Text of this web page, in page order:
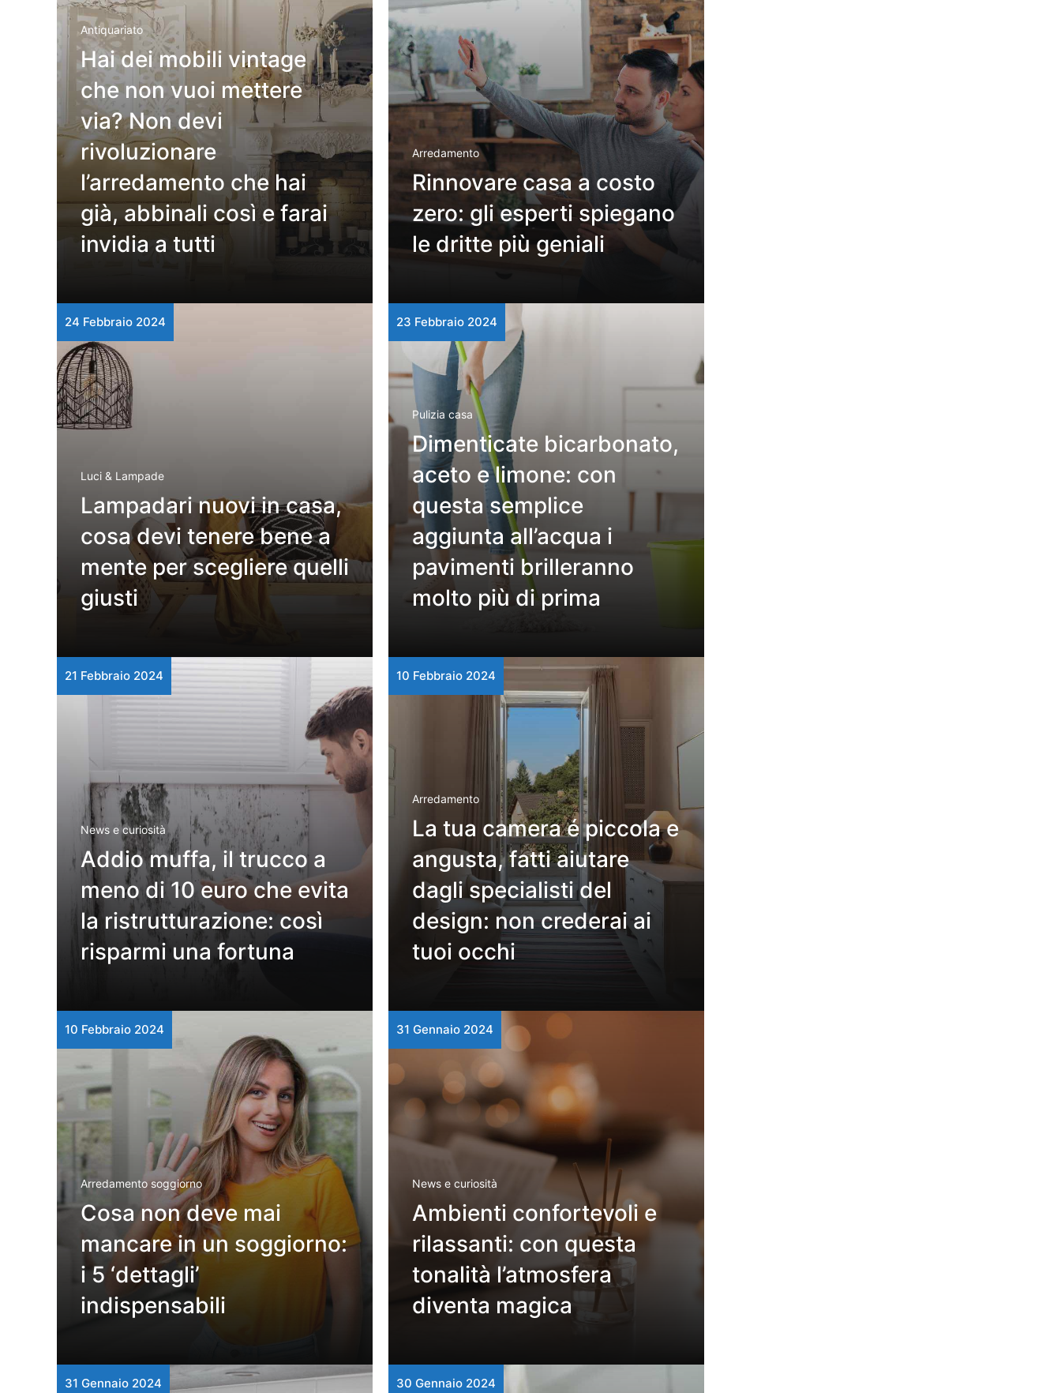
Antiquariato
Hai dei mobili vintage
che non vuoi mettere
via? Non devi
rivoluzionare
l’arredamento che hai
già, abbinali così e farai
invidia a tutti
Arredamento
Rinnovare casa a costo
zero: gli esperti spiegano
le dritte più geniali
24 Febbraio 2024
Luci & Lampade
Lampadari nuovi in casa,
cosa devi tenere bene a
mente per scegliere quelli
giusti
23 Febbraio 2024
Pulizia casa
Dimenticate bicarbonato,
aceto e limone: con
questa semplice
aggiunta all’acqua i
pavimenti brilleranno
molto più di prima
21 Febbraio 2024
News e curiosità
Addio muffa, il trucco a
meno di 10 euro che evita
la ristrutturazione: così
risparmi una fortuna
10 Febbraio 2024
Arredamento
La tua camera é piccola e
angusta, fatti aiutare
dagli specialisti del
design: non crederai ai
tuoi occhi
10 Febbraio 2024
Arredamento soggiorno
Cosa non deve mai
mancare in un soggiorno:
i 5 ‘dettagli’
indispensabili
31 Gennaio 2024
News e curiosità
Ambienti confortevoli e
rilassanti: con questa
tonalità l’atmosfera
diventa magica
31 Gennaio 2024 30 Gennaio 2024